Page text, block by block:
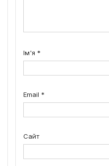
Ім'я *
Email *
Сайт